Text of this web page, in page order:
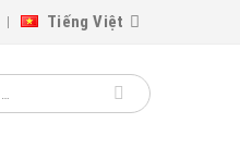
Tiếng Việt